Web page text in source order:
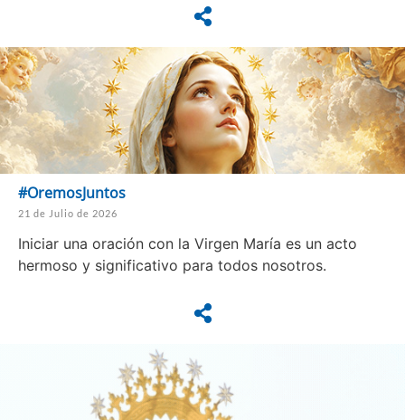
#OremosJuntos
21 de Julio de 2026
Iniciar una oración con la Virgen María es un acto
hermoso y significativo para todos nosotros.